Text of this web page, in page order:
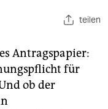
teilen
Antragspapier:
für
ob der